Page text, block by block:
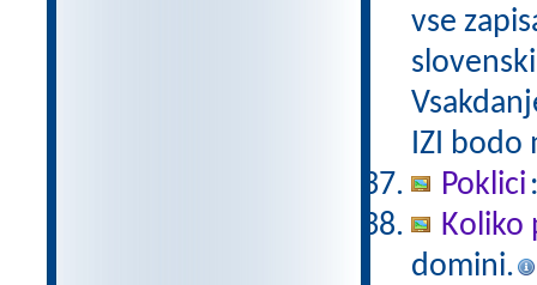
vse
IZI bodo
Poklici
Koliko
domini.